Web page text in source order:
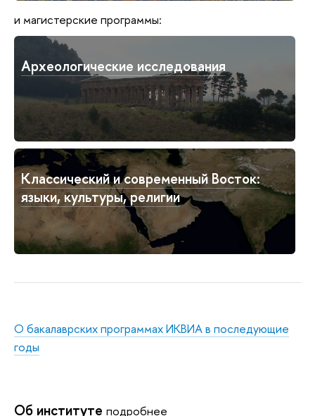
и магистерские программы:
Археологические исследования
Классический и современный Восток:
языки, культуры, религии
О бакалаврских программах ИКВИА в последующие
годы
Об институте подробнее